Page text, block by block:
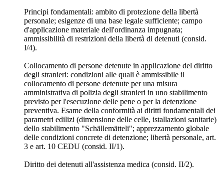
Principi fondamentali: ambito di protezione della libertà
personale; esigenze di una base legale sufficiente; campo
d'applicazione materiale dell'ordinanza impugnata;
ammissibilità di restrizioni della libertà di detenuti (consid.
I/4).
Collocamento di persone detenute in applicazione del diritto
degli stranieri: condizioni alle quali è ammissibile il
collocamento di persone detenute per una misura
amministrativa di polizia degli stranieri in uno stabilimento
previsto per l'esecuzione delle pene o per la detenzione
preventiva. Esame della conformità ai diritti fondamentali dei
parametri edilizi (dimensione delle celle, istallazioni sanitarie)
dello stabilimento "Schällemätteli"; apprezzamento globale
delle condizioni concrete di detenzione; libertà personale, art.
3 e art. 10 CEDU (consid. II/1).
Diritto dei detenuti all'assistenza medica (consid. II/2).